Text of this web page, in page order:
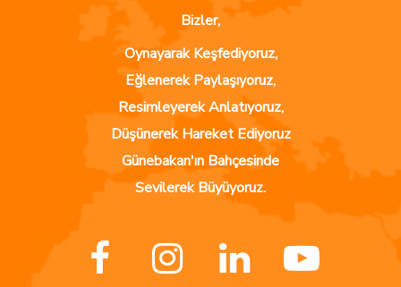
Bizler,
Oynayarak Keşfediyoruz,
Eğlenerek Paylaşıyoruz,
Resimleyerek Anlatıyoruz,
Düşünerek Hareket Ediyoruz
Günebakan'ın Bahçesinde
Sevilerek Büyüyoruz.